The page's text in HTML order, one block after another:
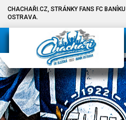
CHACHAŘI.CZ, STRÁNKY FANS FC BANÍKU
OSTRAVA.